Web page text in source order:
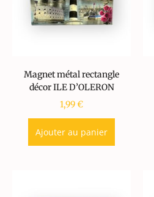
Magnet métal rectangle
décor ILE D’OLERON
1,99€
Ajouter au panier